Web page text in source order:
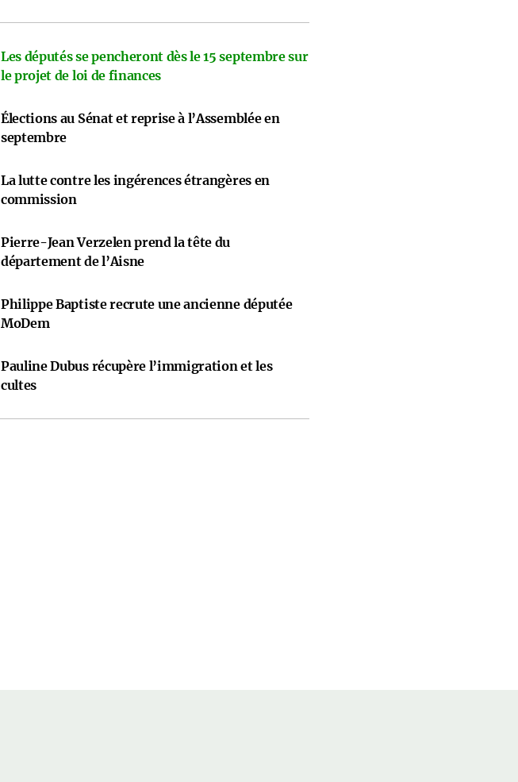
Les députés se pencheront dès le 15 septembre sur
le projet de loi de finances
Élections au Sénat et reprise à l’Assemblée en
septembre
La lutte contre les ingérences étrangères en
commission
Pierre-Jean Verzelen prend la tête du
département de l’Aisne
Philippe Baptiste recrute une ancienne députée
MoDem
Pauline Dubus récupère l’immigration et les
cultes